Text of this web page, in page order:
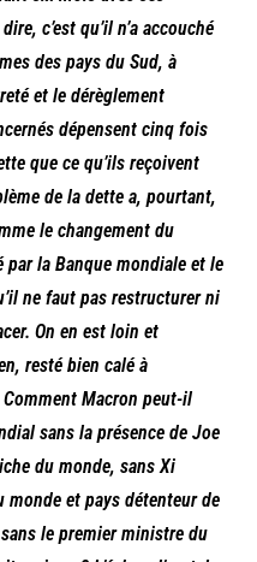
c’est qu’il n’a accouché
des pays du Sud, à
et le dérèglement
dépensent cinq fois
que ce qu’ils reçoivent
de la dette a, pourtant,
le changement du
la Banque mondiale et le
ne faut pas restructurer ni
On en est loin et
resté bien calé à
Macron peut-il
sans la présence de Joe
du monde, sans Xi
et pays détenteur de
le premier ministre du